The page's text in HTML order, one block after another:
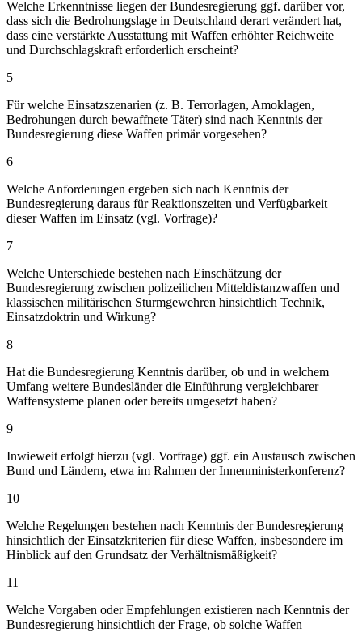
Welche Erkenntnisse liegen der Bundesregierung ggf. darüber vor,
dass sich die Bedrohungslage in Deutschland derart verändert hat,
dass eine verstärkte Ausstattung mit Waffen erhöhter Reichweite
und Durchschlagskraft erforderlich erscheint?
5
Für welche Einsatzszenarien (z. B. Terrorlagen, Amoklagen,
Bedrohungen durch bewaffnete Täter) sind nach Kenntnis der
Bundesregierung diese Waffen primär vorgesehen?
6
Welche Anforderungen ergeben sich nach Kenntnis der
Bundesregierung daraus für Reaktionszeiten und Verfügbarkeit
dieser Waffen im Einsatz (vgl. Vorfrage)?
7
Welche Unterschiede bestehen nach Einschätzung der
Bundesregierung zwischen polizeilichen Mitteldistanzwaffen und
klassischen militärischen Sturmgewehren hinsichtlich Technik,
Einsatzdoktrin und Wirkung?
8
Hat die Bundesregierung Kenntnis darüber, ob und in welchem
Umfang weitere Bundesländer die Einführung vergleichbarer
Waffensysteme planen oder bereits umgesetzt haben?
9
Inwieweit erfolgt hierzu (vgl. Vorfrage) ggf. ein Austausch zwischen
Bund und Ländern, etwa im Rahmen der Innenministerkonferenz?
10
Welche Regelungen bestehen nach Kenntnis der Bundesregierung
hinsichtlich der Einsatzkriterien für diese Waffen, insbesondere im
Hinblick auf den Grundsatz der Verhältnismäßigkeit?
11
Welche Vorgaben oder Empfehlungen existieren nach Kenntnis der
Bundesregierung hinsichtlich der Frage, ob solche Waffen